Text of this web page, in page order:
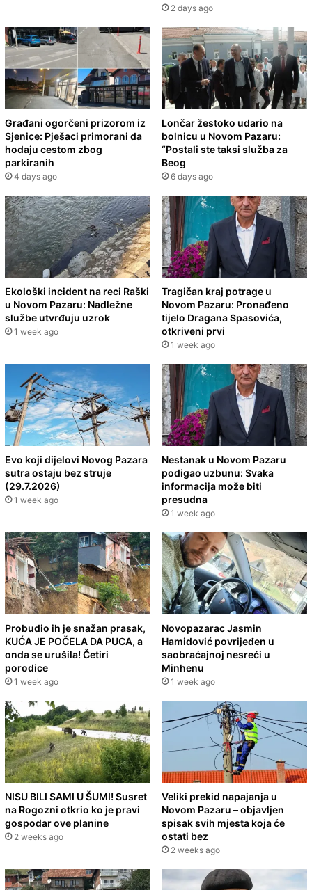
2 days ago
Građani ogorčeni prizorom iz
Sjenice: Pješaci primorani da
hodaju cestom zbog
parkiranih
4 days ago
Lončar žestoko udario na
bolnicu u Novom Pazaru:
“Postali ste taksi služba za
Beog
6 days ago
Ekološki incident na reci Raški
u Novom Pazaru: Nadležne
službe utvrđuju uzrok
1 week ago
Tragičan kraj potrage u
Novom Pazaru: Pronađeno
tijelo Dragana Spasovića,
otkriveni prvi
1 week ago
Evo koji dijelovi Novog Pazara
sutra ostaju bez struje
(29.7.2026)
1 week ago
Nestanak u Novom Pazaru
podigao uzbunu: Svaka
informacija može biti
presudna
1 week ago
Probudio ih je snažan prasak,
KUĆA JE POČELA DA PUCA, a
onda se urušila! Četiri
porodice
1 week ago
Novopazarac Jasmin
Hamidović povrijeđen u
saobraćajnoj nesreći u
Minhenu
1 week ago
NISU BILI SAMI U ŠUMI! Susret
na Rogozni otkrio ko je pravi
gospodar ove planine
2 weeks ago
Veliki prekid napajanja u
Novom Pazaru – objavljen
spisak svih mjesta koja će
ostati bez
2 weeks ago